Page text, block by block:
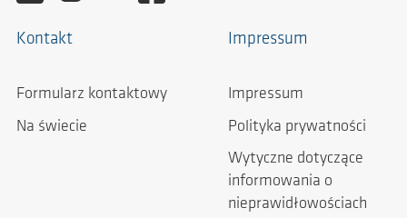
Kontakt
Formularz kontaktowy
Na świecie
Impressum
Impressum
Polityka prywatności
Wytyczne dotyczące
informowania o
nieprawidłowościach